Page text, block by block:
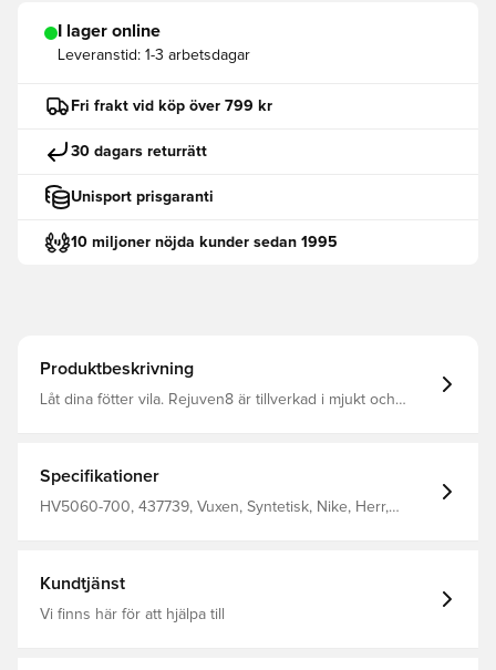
I lager online
Leveranstid: 1-3 arbetsdagar
Fri frakt vid köp över 799 kr
30 dagars returrätt
Unisport prisgaranti
10 miljoner nöjda kunder sedan 1995
Produktbeskrivning
Låt dina fötter vila. Rejuven8 är tillverkad i mjukt och
dag.
Specifikationer
HV5060-700, 437739, Vuxen, Syntetisk, Nike, Herr,
Kundtjänst
Vi finns här för att hjälpa till